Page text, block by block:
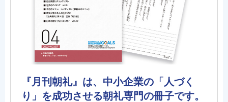
『月刊朝礼』は、中小企業の「人づく
り」を成功させる朝礼専門の冊子です。